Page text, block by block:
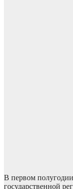
В первом
государственной